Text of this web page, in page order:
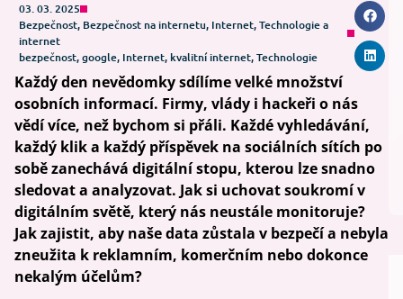
03. 03. 2025
Bezpečnost, Bezpečnost na internetu, Internet,Technologie a
internet
bezpečnost,google, Internet, kvalitní internet,Technologie
Každý den nevědomky sdílíme velké množství
osobních informací. Firmy, vlády i hackeři o nás
vědí více, než bychom si přáli. Každé vyhledávání,
každý klik a každý příspěvek na sociálních sítích po
sobě zanechává digitální stopu, kterou lze snadno
sledovat a analyzovat. Jak si uchovat soukromí v
digitálním světě, který nás neustále monitoruje?
Jak zajistit, aby naše data zůstala v bezpečí a nebyla
zneužita k reklamním, komerčním nebo dokonce
nekalým účelům?